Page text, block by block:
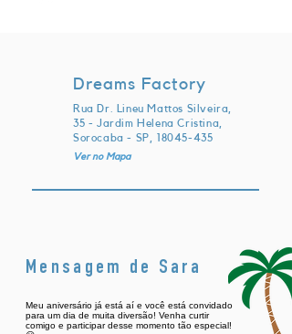
Dreams Factory
Rua Dr. Lineu Mattos Silveira,
35 - Jardim Helena Cristina,
Sorocaba - SP, 18045-435
Ver no Mapa
Mensagem de Sara
Meu aniversário já está aí e você está convidado
para um dia de muita diversão! Venha curtir
comigo e participar desse momento tão especial!